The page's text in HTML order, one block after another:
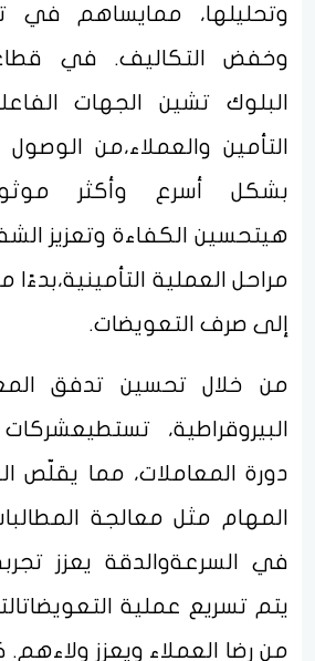
وتحليلها، ممايساهم في
وخفض التكاليف. في قطاع
البلوك تشين الجهات
التأمين والعملاء،من
بشكل أسرع وأكثر
هيتحسين الكفاءة وتعزيز
مراحل العملية
إلى صرف التعويضات.
من خلال تحسين تدفق
البيروقراطية،
دورة المعاملات، مما يقلّص
المهام مثل معالجة
في السرعةوالدقة يعزز
يتم تسريع عملية
من رضا العملاء ويعزز